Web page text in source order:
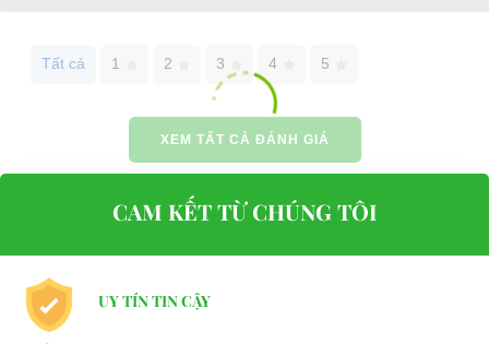
XE GOLF QUA SỬ DỤNG 2 CHỖ NGỒI YAMAHA
Sản phẩm công ty chúng tôi cung cấp:
1.Xe điện sân golf ( 2-4-6-8-10-12-14 chỗ ).
Tất cả 1 2 3 4 5
XEM TẤT CẢ ĐÁNH GIÁ
CAM KẾT TỪ CHÚNG TÔI
UY TÍN TIN CẬY